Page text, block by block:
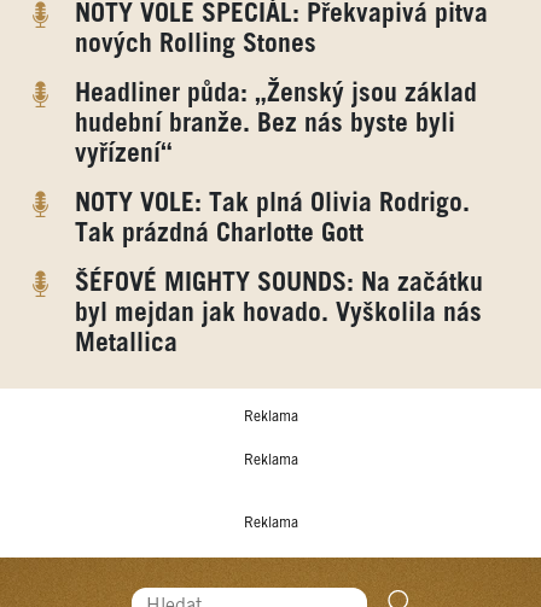
NOTY VOLE SPECIÁL: Překvapivá pitva
nových Rolling Stones
Headliner půda: „Ženský jsou základ
hudební branže. Bez nás byste byli
vyřízení“
NOTY VOLE: Tak plná Olivia Rodrigo.
Tak prázdná Charlotte Gott
ŠÉFOVÉ MIGHTY SOUNDS: Na začátku
byl mejdan jak hovado. Vyškolila nás
Metallica
Reklama
Reklama
Reklama